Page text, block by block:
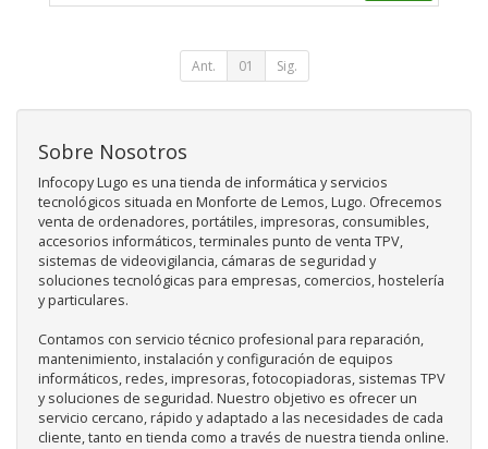
Ant. 01 Sig.
Sobre Nosotros
Infocopy Lugo es una tienda de informática y servicios
tecnológicos situada en Monforte de Lemos, Lugo. Ofrecemos
venta de ordenadores, portátiles, impresoras, consumibles,
accesorios informáticos, terminales punto de venta TPV,
sistemas de videovigilancia, cámaras de seguridad y
soluciones tecnológicas para empresas, comercios, hostelería
y particulares.
Contamos con servicio técnico profesional para reparación,
mantenimiento, instalación y configuración de equipos
informáticos, redes, impresoras, fotocopiadoras, sistemas TPV
y soluciones de seguridad. Nuestro objetivo es ofrecer un
servicio cercano, rápido y adaptado a las necesidades de cada
cliente, tanto en tienda como a través de nuestra tienda online.